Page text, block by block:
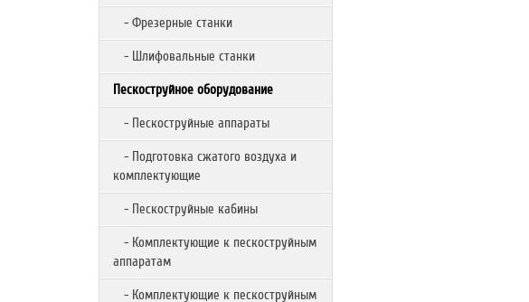
- Фрезерные станки
- Шлифовальные станки
Пескоструйное оборудование
- Пескоструйные аппараты
- Подготовка сжатого воздуха и
комплектующие
- Пескоструйные кабины
- Комплектующие к пескоструйным
аппаратам
- Комплектующие к пескоструйным